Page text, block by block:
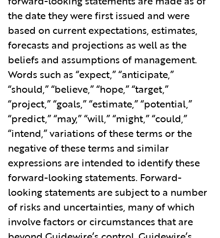
the date they were first issued and were
based on current expectations, estimates,
forecasts and projections as well as the
beliefs and assumptions of management.
Words such as “expect,” “anticipate,”
“should,” “believe,” “hope,” “target,”
“project,” “goals,” “estimate,” “potential,”
“predict,” “may,” “will,” “might,” “could,”
“intend,” variations of these terms or the
negative of these terms and similar
expressions are intended to identify these
forward-looking statements. Forward-
looking statements are subject to a number
of risks and uncertainties, many of which
involve factors or circumstances that are